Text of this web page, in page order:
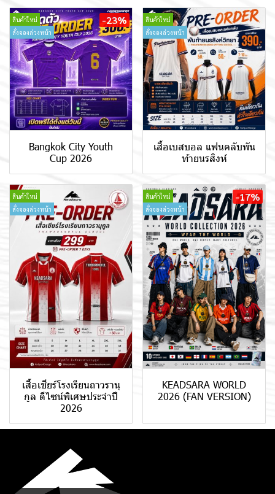
สินค้าใหม่
สั่งจองล่วงหน้า
-23%
Bangkok City Youth
Cup 2026
สินค้าใหม่
สั่งจองล่วงหน้า
เสื้อเบสบอล แฟนคลับพัน
ท้ายนรสิงห์
สินค้าใหม่
สั่งจองล่วงหน้า
เสื้อเชียร์โรงเรียนถาวรานุ
กูล ดีไซน์พิเศษประจำปี
2026
สินค้าใหม่
สั่งจองล่วงหน้า
-17%
KEADSARA WORLD
2026 (FAN VERSION)